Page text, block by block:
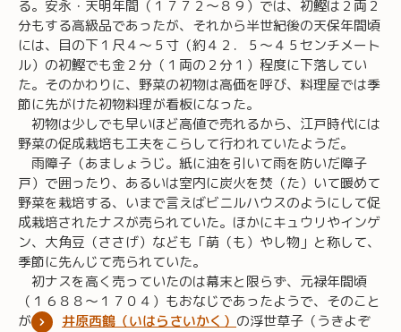
る。安永・天明年間（１７７２～８９）では、初鰹は２両２
分もする高級品であったが、それから半世紀後の天保年間頃
には、目の下１尺４～５寸（約４２．５～４５センチメート
ル）の初鰹でも金２分（１両の２分１）程度に下落してい
た。そのかわりに、野菜の初物は高価を呼び、料理屋では季
節に先がけた初物料理が看板になった。
初物は少しでも早いほど高値で売れるから、江戸時代には
野菜の促成栽培も工夫をこらして行われていたようだ。
雨障子（あましょうじ。紙に油を引いて雨を防いだ障子
戸）で囲ったり、あるいは室内に炭火を焚（た）いて暖めて
野菜を栽培する、いまで言えばビニルハウスのようにして促
成栽培されたナスが売られていた。ほかにキュウリやインゲ
ン、大角豆（ささげ）なども「萌（も）やし物」と称して、
季節に先んじて売られていた。
初ナスを高く売っていたのは幕末と限らず、元禄年間頃
（１６８８～１７０４）もおなじであったようで、そのこと
が
井原西鶴（いはらさいかく） の浮世草子（うきよぞ